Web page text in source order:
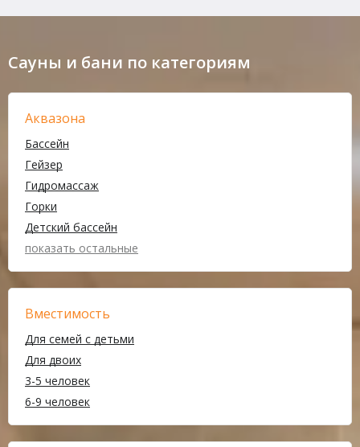
Сауны и бани по категориям
Аквазона
Бассейн
Гейзер
Гидромассаж
Горки
Детский бассейн
показать остальные
Вместимость
Для семей с детьми
Для двоих
3-5 человек
6-9 человек